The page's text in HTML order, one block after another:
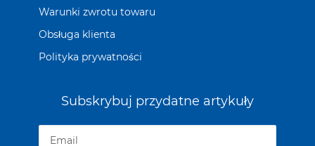
Warunki zwrotu towaru
Obsługa klienta
Polityka prywatności
Subskrybuj przydatne artykuły